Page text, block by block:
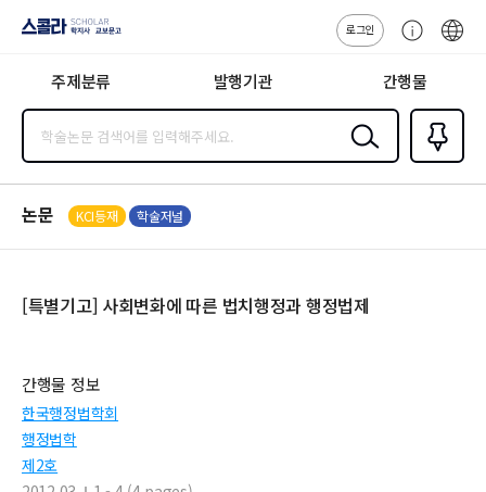
지사·교보문고
로그인
센
주제분류 발행기관 간행물
검색
즐겨찾
기0
논문 KCI등재 학술저널
[특별기고] 사회변화에 따른 법치행정과 행정법제
간행물 정보
한국행정법학회
행정법학
제2호